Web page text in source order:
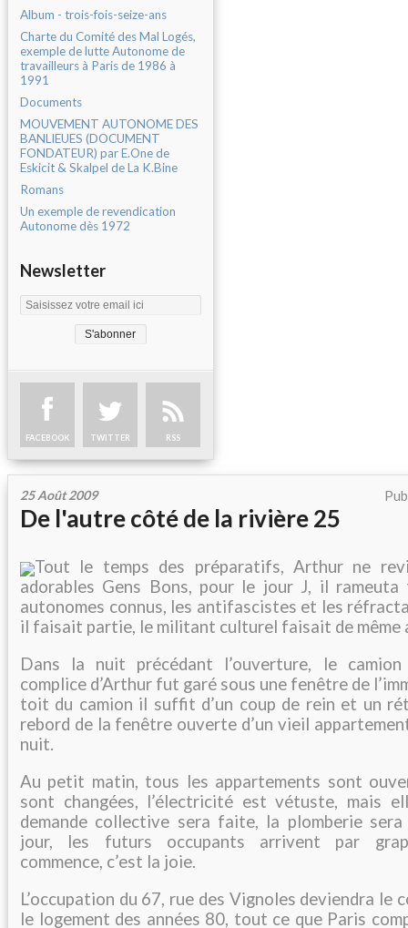
Album - trois-fois-seize-ans
Charte du Comité des Mal Logés,
exemple de lutte Autonome de
travailleurs à Paris de 1986 à
1991
Documents
MOUVEMENT AUTONOME DES
BANLIEUES (DOCUMENT
FONDATEUR) par E.One de
Eskicit & Skalpel de La K.Bine
Romans
Un exemple de revendication
Autonome dès 1972
Newsletter
FACEBOOK TWITTER RSS
25 Août 2009
De l'autre côté de la rivière 25
Tout le temps des préparatifs, Arthur ne
adorables Gens Bons, pour le jour J, il
autonomes connus, les antifascistes et les
il faisait partie, le militant culturel faisait de même
Dans la nuit précédant l’ouverture, le
complice d’Arthur fut garé sous une fenêtre de
toit du camion il suffit d’un coup de rein et un
rebord de la fenêtre ouverte d’un vieil
nuit.
Au petit matin, tous les appartements sont
sont changées, l’électricité est vétuste, mais
demande collective sera faite, la plomberie sera
jour, les futurs occupants arrivent par
commence, c’est la joie.
L’occupation du 67, rue des Vignoles deviendra le
le logement des années 80, tout ce que Paris